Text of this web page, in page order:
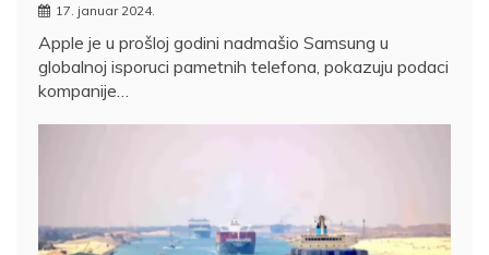
17. januar 2024.
Apple je u prošloj godini nadmašio Samsung u
globalnoj isporuci pametnih telefona, pokazuju podaci
kompanije…